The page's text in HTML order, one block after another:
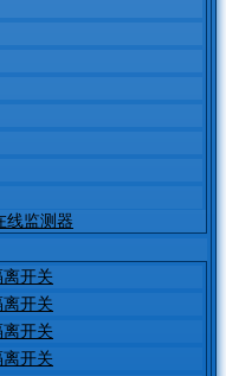
线监测器
离开关
离开关
离开关
离开关